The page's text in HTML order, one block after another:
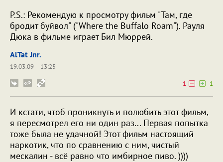
P.S.: Рекомендую к просмотру фильм "Там, где
бродит буйвол" ("Where the Buffalo Roam"). Рауля
Дюка в фильме играет Бил Мюррей.
AlTat Jnr.
19.03.09
13:25
1
1
И кстати, чтоб проникнуть и полюбить этот фильм,
я пересмотрел его ни один раз... Первая попытка
тоже была не удачной! Этот фильм настоящий
наркотик, что по сравнению с ним, чистый
мескалин - всё равно что имбирное пиво. ))))